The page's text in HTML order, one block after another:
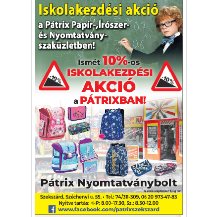
Kaktusz
Vakációs őrület
A nyaralás extrém
helyzeteket teremt, nagyon
sokan kalandot, kihívást
keresnek.
Vélemény rovat cikkei
Újságlapozó
A nagyvilág képekben